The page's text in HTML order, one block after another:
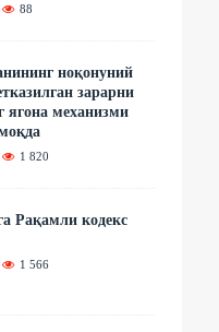
88
ноқонуний
зарарни
ягона механизми
1 820
Рақамли кодекс
1 566